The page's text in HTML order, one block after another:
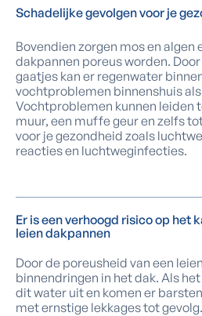
Schadelijke gevolgen voor je
Bovendien zorgen mos en algen
dakpannen poreus worden.
gaatjes kan er regenwater
vochtproblemen binnenshuis
Vochtproblemen kunnen leiden
muur, een muffe geur en zelfs
voor je gezondheid zoals
reacties en luchtweginfecties.
Er is een verhoogd risico op het
leien dakpannen
Door de poreusheid van een
binnendringen in het dak. Als
dit water uit en komen er
met ernstige lekkages tot gevolg.